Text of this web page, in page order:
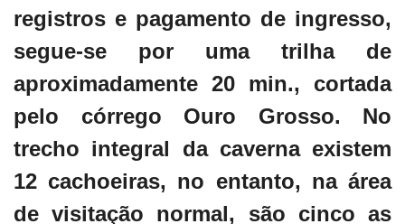
registros e pagamento de ingresso,
segue-se por uma trilha de
aproximadamente 20 min., cortada
pelo córrego Ouro Grosso. No
trecho integral da caverna existem
12 cachoeiras, no entanto, na área
de visitação normal, são cinco as